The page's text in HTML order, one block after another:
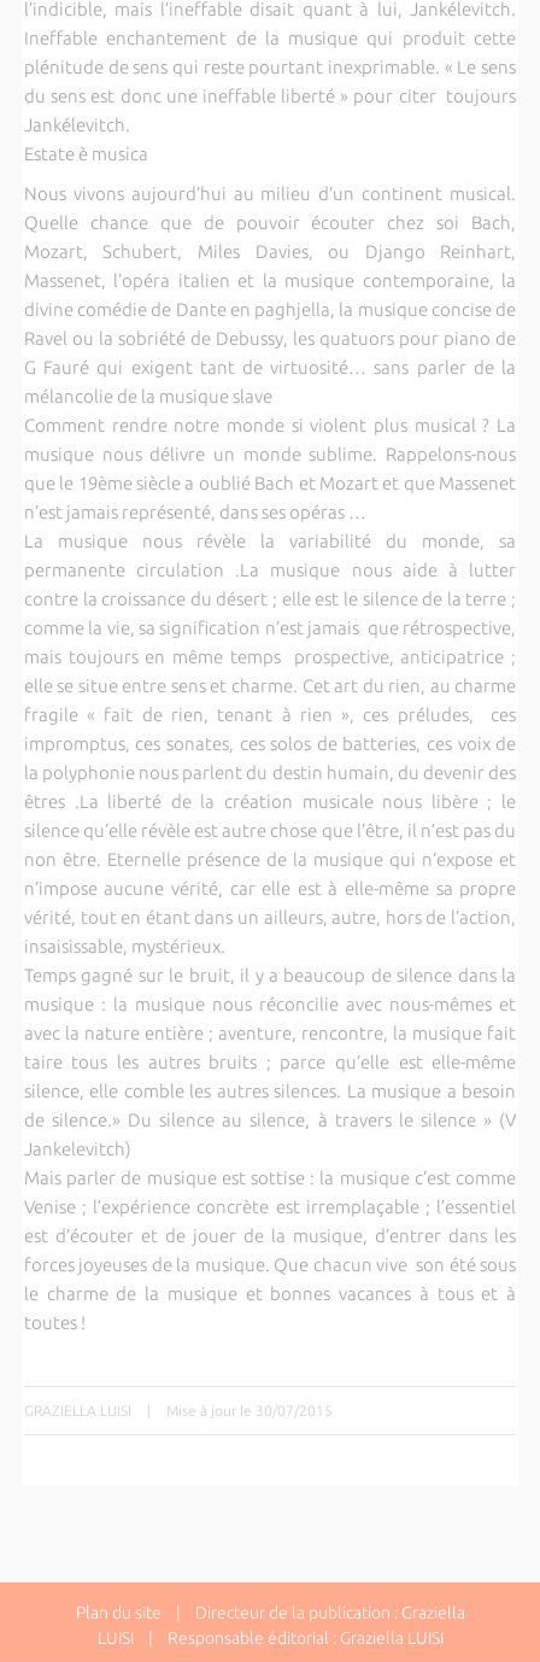
l’indicible, mais l’ineffable disait quant à lui, Jankélevitch.
Ineffable enchantement de la musique qui produit cette
plénitude de sens qui reste pourtant inexprimable. « Le sens
du sens est donc une ineffable liberté » pour citer toujours
Jankélevitch.
Estate è musica
Nous vivons aujourd’hui au milieu d’un continent musical.
Quelle chance que de pouvoir écouter chez soi Bach,
Mozart, Schubert, Miles Davies, ou Django Reinhart,
Massenet, l’opéra italien et la musique contemporaine, la
divine comédie de Dante en paghjella, la musique concise de
Ravel ou la sobriété de Debussy, les quatuors pour piano de
G Fauré qui exigent tant de virtuosité… sans parler de la
mélancolie de la musique slave
Comment rendre notre monde si violent plus musical ? La
musique nous délivre un monde sublime. Rappelons-nous
que le 19ème siècle a oublié Bach et Mozart et que Massenet
n’est jamais représenté, dans ses opéras …
La musique nous révèle la variabilité du monde, sa
permanente circulation .La musique nous aide à lutter
contre la croissance du désert ; elle est le silence de la terre ;
comme la vie, sa signification n’est jamais que rétrospective,
mais toujours en même temps prospective, anticipatrice ;
elle se situe entre sens et charme. Cet art du rien, au charme
fragile « fait de rien, tenant à rien », ces préludes, ces
impromptus, ces sonates, ces solos de batteries, ces voix de
la polyphonie nous parlent du destin humain, du devenir des
êtres .La liberté de la création musicale nous libère ; le
silence qu’elle révèle est autre chose que l’être, il n’est pas du
non être. Eternelle présence de la musique qui n’expose et
n’impose aucune vérité, car elle est à elle-même sa propre
vérité, tout en étant dans un ailleurs, autre, hors de l’action,
insaisissable, mystérieux.
Temps gagné sur le bruit, il y a beaucoup de silence dans la
musique : la musique nous réconcilie avec nous-mêmes et
avec la nature entière ; aventure, rencontre, la musique fait
taire tous les autres bruits ; parce qu’elle est elle-même
silence, elle comble les autres silences. La musique a besoin
de silence.» Du silence au silence, à travers le silence » (V
Jankelevitch)
Mais parler de musique est sottise : la musique c’est comme
Venise ; l’expérience concrète est irremplaçable ; l’essentiel
est d’écouter et de jouer de la musique, d’entrer dans les
forces joyeuses de la musique. Que chacun vive son été sous
le charme de la musique et bonnes vacances à tous et à
toutes !
GRAZIELLA LUISI | Mise à jour le 30/07/2015
Plan du site | Directeur de la publication : Graziella
LUISI | Responsable éditorial : Graziella LUISI